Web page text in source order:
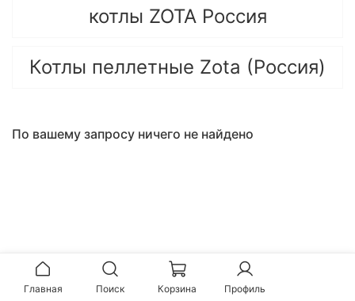
котлы ZOTA Россия
Котлы пеллетные Zota (Россия)
По вашему запросу ничего не найдено
Главная Поиск Корзина Профиль